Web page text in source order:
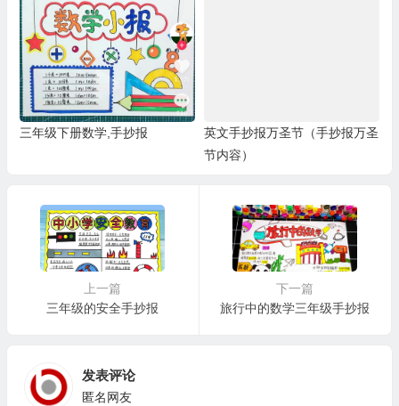
三年级下册数学,手抄报
英文手抄报万圣节（手抄报万圣
节内容）
上一篇
三年级的安全手抄报
下一篇
旅行中的数学三年级手抄报
发表评论
匿名网友